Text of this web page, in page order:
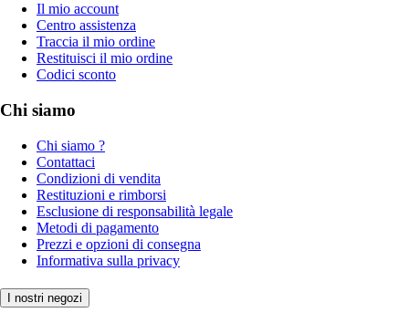
Il mio account
Centro assistenza
Traccia il mio ordine
Restituisci il mio ordine
Codici sconto
Chi siamo
Chi siamo ?
Contattaci
Condizioni di vendita
Restituzioni e rimborsi
Esclusione di responsabilità legale
Metodi di pagamento
Prezzi e opzioni di consegna
Informativa sulla privacy
I nostri negozi